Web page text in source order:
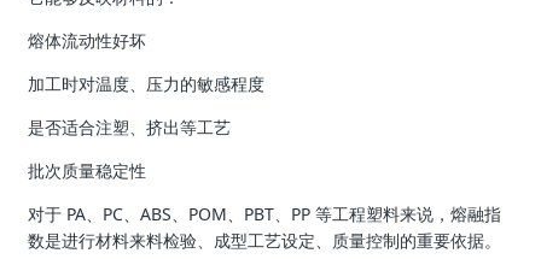
熔体流动性好坏
加工时对温度、压力的敏感程度
是否适合注塑、挤出等工艺
批次质量稳定性
对于 PA、PC、ABS、POM、PBT、PP 等工程塑料来说，熔融指
数是进行材料来料检验、成型工艺设定、质量控制的重要依据。